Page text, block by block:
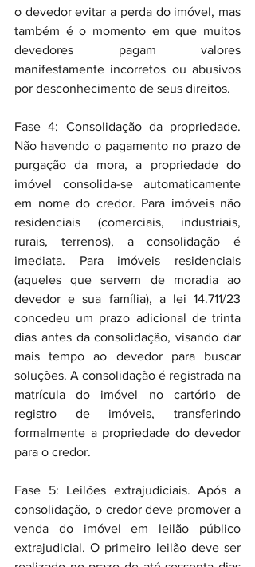
o devedor evitar a perda do imóvel, mas
também é o momento em que muitos
devedores pagam valores
manifestamente incorretos ou abusivos
por desconhecimento de seus direitos.
Fase 4: Consolidação da propriedade.
Não havendo o pagamento no prazo de
purgação da mora, a propriedade do
imóvel consolida-se automaticamente
em nome do credor. Para imóveis não
residenciais (comerciais, industriais,
rurais, terrenos), a consolidação é
imediata. Para imóveis residenciais
(aqueles que servem de moradia ao
devedor e sua família), a lei 14.711/23
concedeu um prazo adicional de trinta
dias antes da consolidação, visando dar
mais tempo ao devedor para buscar
soluções. A consolidação é registrada na
matrícula do imóvel no cartório de
registro de imóveis, transferindo
formalmente a propriedade do devedor
para o credor.
Fase 5: Leilões extrajudiciais. Após a
consolidação, o credor deve promover a
venda do imóvel em leilão público
extrajudicial. O primeiro leilão deve ser